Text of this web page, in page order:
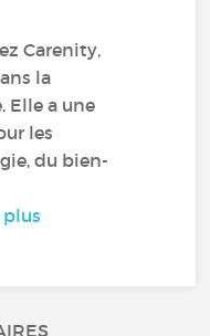
Carenity,
la
Elle a une
les
du bien-
plus